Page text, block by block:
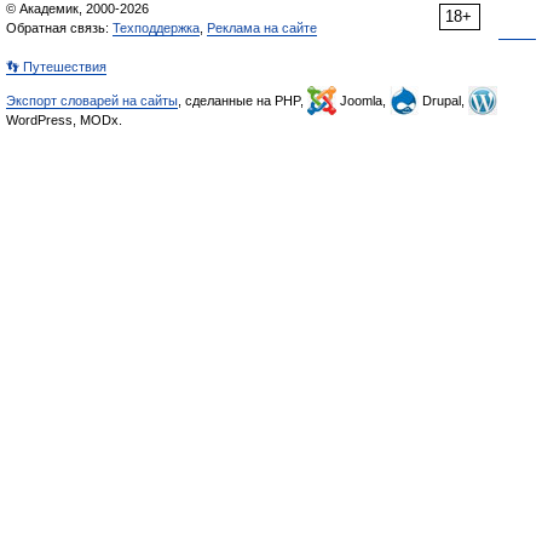
18+
© Академик, 2000-2026
Обратная связь: Техподдержка Реклама на сайте
👣 Путешествия
Экспорт словарей на сайты , сделанные на PHP, Joomla,
Drupal,
WordPress, MODx.